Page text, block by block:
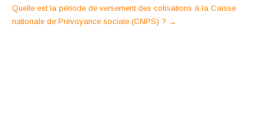
Quelle est la période de versement des cotisations à la Caisse
nationale de Prévoyance sociale (CNPS) ? →